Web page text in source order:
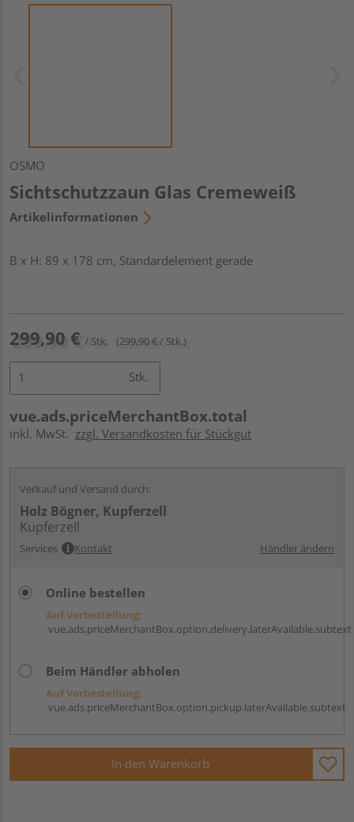
OSMO
Sichtschutzzaun Glas Cremeweiß
Artikelinformationen
B x H: 89 x 178 cm, Standardelement gerade
299,90 € / Stk. (299,90 € / Stk.)
Stk.
vue.ads.priceMerchantBox.total
inkl. MwSt. zzgl. Versandkosten für Stückgut
Verkauf und Versand durch:
Holz Bögner, Kupferzell
Kupferzell
Services Kontakt Händler ändern
Online bestellen
Auf Vorbestellung:
vue.ads.priceMerchantBox.option.delivery.laterAvailable.subtext
Beim Händler abholen
Auf Vorbestellung:
vue.ads.priceMerchantBox.option.pickup.laterAvailable.subtext
In den Warenkorb